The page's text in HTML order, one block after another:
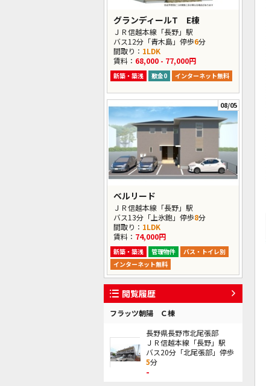
グランディールT E棟
ＪＲ信越本線「長野」駅
バス12分「青木島」停歩6分
間取り： 1LDK
賃料： 68,000 - 77,000円
新築・築浅 敷金0 インターネット無料
08/05
ベルリード
ＪＲ信越本線「長野」駅
バス13分「上氷鉋」停歩8分
間取り： 1LDK
賃料： 74,000円
新築・築浅 管理物件
バス・トイレ別
インターネット無料
閲覧履歴
フラッツ朝陽 Ｃ棟
長野県長野市北尾張部
ＪＲ信越本線「長野」駅
バス20分「北尾張部」停歩
5分
-